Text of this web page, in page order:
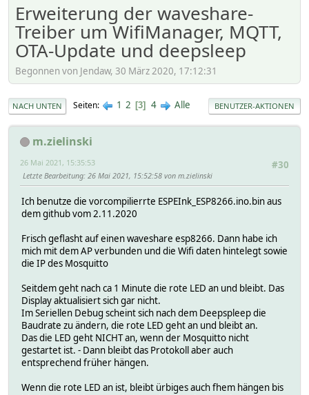
Erweiterung der waveshare-
Treiber um WifiManager, MQTT,
OTA-Update und deepsleep
Begonnen von Jendaw, 30 März 2020, 17:12:31
NACH UNTEN Seiten 1 2 3 4 Alle BENUTZER-AKTIONEN
m.zielinski
#30
26 Mai 2021, 15:35:53
Letzte Bearbeitung: 26 Mai 2021, 15:52:58 von m.zielinski
Ich benutze die vorcompilierrte ESPEInk_ESP8266.ino.bin aus
dem github vom 2.11.2020
Frisch geflasht auf einen waveshare esp8266. Dann habe ich
mich mit dem AP verbunden und die Wifi daten hintelegt sowie
die IP des Mosquitto
Seitdem geht nach ca 1 Minute die rote LED an und bleibt. Das
Display aktualisiert sich gar nicht.
Im Seriellen Debug scheint sich nach dem Deepspleep die
Baudrate zu ändern, die rote LED geht an und bleibt an.
Das die LED geht NICHT an, wenn der Mosquitto nicht
gestartet ist. - Dann bleibt das Protokoll aber auch
entsprechend früher hängen.
Wenn die rote LED an ist, bleibt ürbiges auch fhem hängen bis